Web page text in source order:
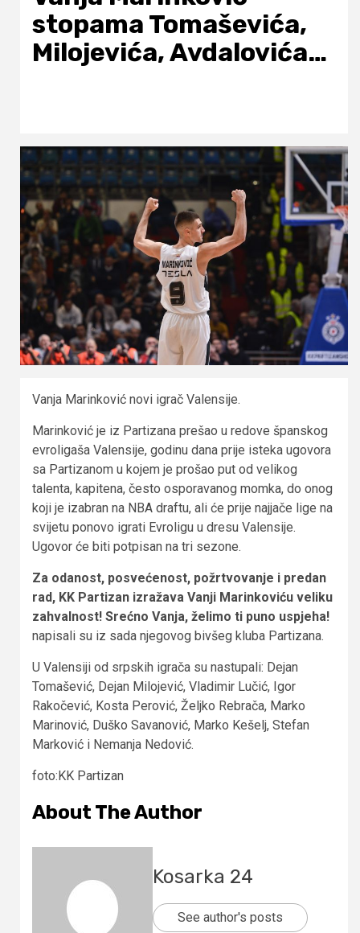
stopama Tomaševića,
Milojevića, Avdalovića…
Vanja Marinković novi igrač Valensije.
Marinković je iz Partizana prešao u redove španskog
evroligaša Valensije, godinu dana prije isteka ugovora
sa Partizanom u kojem je prošao put od velikog
talenta, kapitena, često osporavanog momka, do onog
koji je izabran na NBA draftu, ali će prije najjače lige na
svijetu ponovo igrati Evroligu u dresu Valensije.
Ugovor će biti potpisan na tri sezone.
Za odanost, posvećenost, požrtvovanje i predan
rad, KK Partizan izražava Vanji Marinkoviću veliku
zahvalnost! Srećno Vanja, želimo ti puno uspjeha!
napisali su iz sada njegovog bivšeg kluba Partizana.
U Valensiji od srpskih igrača su nastupali: Dejan
Tomašević, Dejan Milojević, Vladimir Lučić, Igor
Rakočević, Kosta Perović, Željko Rebrača, Marko
Marinović, Duško Savanović, Marko Kešelj, Stefan
Marković i Nemanja Nedović.
foto:KK Partizan
About The Author
Kosarka 24
See author's posts